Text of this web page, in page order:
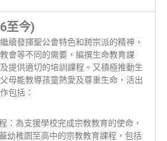
至今)
續發揮聖公會特色和跨宗派的精神，
會等不同的需要，編撰生命教育課
提供適切的培訓課程。又積極推動生
母能教導孩童熱愛及尊重生命，活出
包括：
：為支援學校完成宗教教育的使命，
幼稚園至高中的宗教教育課程，包括